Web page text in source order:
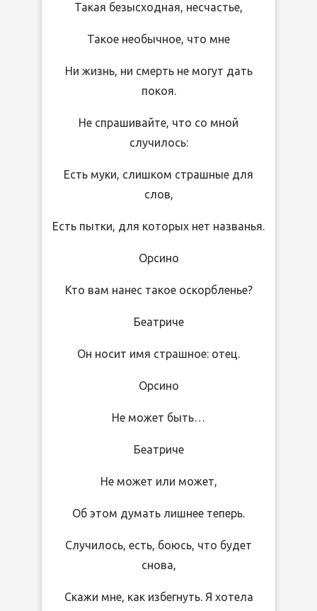
Такая безысходная, несчастье,
Такое необычное, что мне
Ни жизнь, ни смерть не могут дать
покоя.
Не спрашивайте, что со мной
случилось:
Есть муки, слишком страшные для
слов,
Есть пытки, для которых нет названья.
Орсино
Кто вам нанес такое оскорбленье?
Беатриче
Он носит имя страшное: отец.
Орсино
Не может быть…
Беатриче
Не может или может,
Об этом думать лишнее теперь.
Случилось, есть, боюсь, что будет
снова,
Скажи мне, как избегнуть. Я хотела